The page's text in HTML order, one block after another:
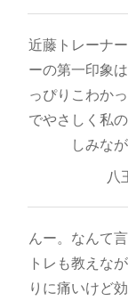
近藤トレーナ
ーの第一印象
っぴりこわか
でやさしく私
しみな
八
んー。なんて
トレも教えな
りに痛いけど